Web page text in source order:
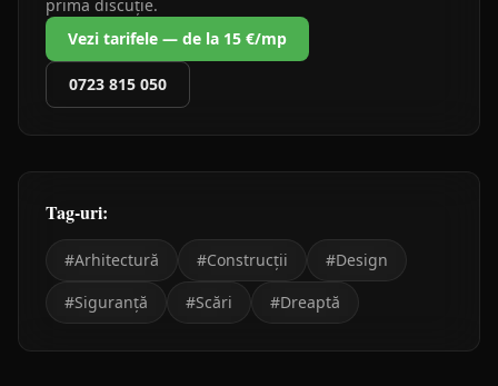
prima discuție.
Vezi tarifele — de la 15 €/mp
0723 815 050
Tag-uri:
#Arhitectură #Construcții #Design
#Siguranță #Scări #Dreaptă